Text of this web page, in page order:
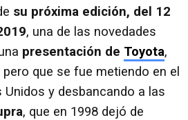
su próxima edición, del 12
, una de las novedades
presentación de Toyota,
que se fue metiendo en el
y desbancando a las
, que en 1998 dejó de